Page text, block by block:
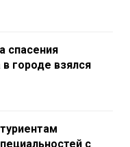
спасения
городе взялся
с